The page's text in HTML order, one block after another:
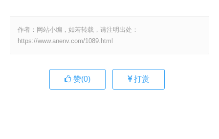
作者：网站小编，如若转载，请注明出处：
https://www.anenv.com/1089.html
赞(0) 打赏